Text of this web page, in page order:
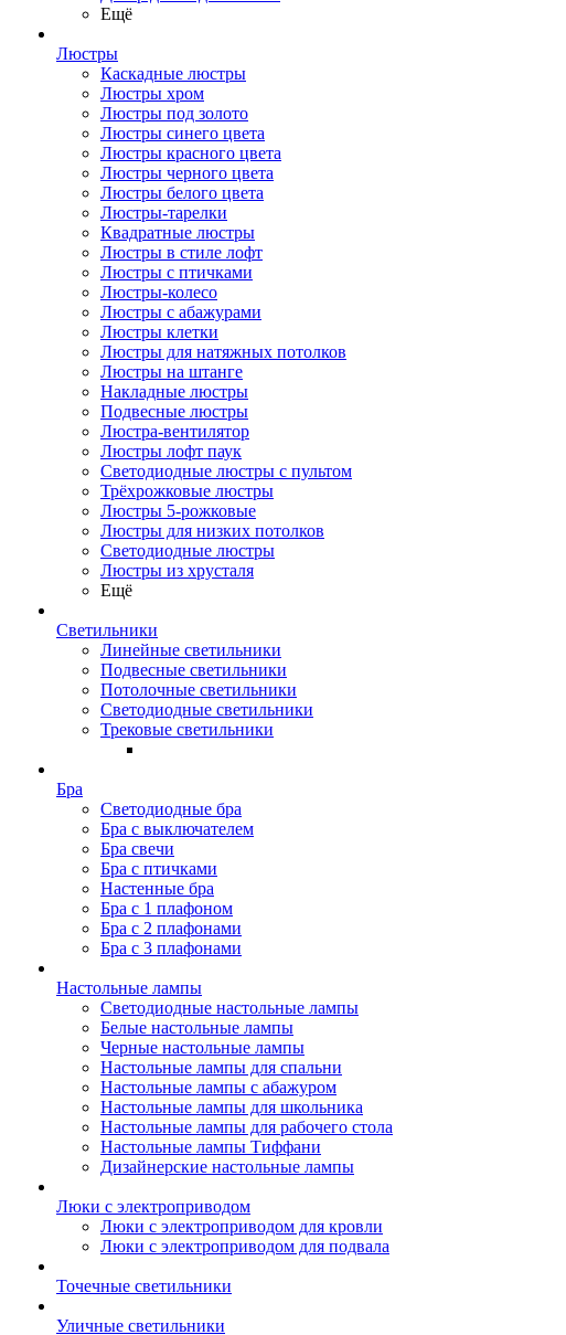
Ещё
Люстры
Каскадные люстры
Люстры хром
Люстры под золото
Люстры синего цвета
Люстры красного цвета
Люстры черного цвета
Люстры белого цвета
Люстры-тарелки
Квадратные люстры
Люстры в стиле лофт
Люстры с птичками
Люстры-колесо
Люстры с абажурами
Люстры клетки
Люстры для натяжных потолков
Люстры на штанге
Накладные люстры
Подвесные люстры
Люстра-вентилятор
Люстры лофт паук
Светодиодные люстры с пультом
Трёхрожковые люстры
Люстры 5-рожковые
Люстры для низких потолков
Cветодиодные люстры
Люстры из хрусталя
Ещё
Светильники
Линейные светильники
Подвесные светильники
Потолочные светильники
Светодиодные светильники
Трековые светильники
Бра
Светодиодные бра
Бра с выключателем
Бра свечи
Бра с птичками
Настенные бра
Бра с 1 плафоном
Бра с 2 плафонами
Бра с 3 плафонами
Настольные лампы
Светодиодные настольные лампы
Белые настольные лампы
Черные настольные лампы
Настольные лампы для спальни
Настольные лампы с абажуром
Настольные лампы для школьника
Настольные лампы для рабочего стола
Настольные лампы Тиффани
Дизайнерские настольные лампы
Люки с электроприводом
Люки с электроприводом для кровли
Люки с электроприводом для подвала
Точечные светильники
Уличные светильники